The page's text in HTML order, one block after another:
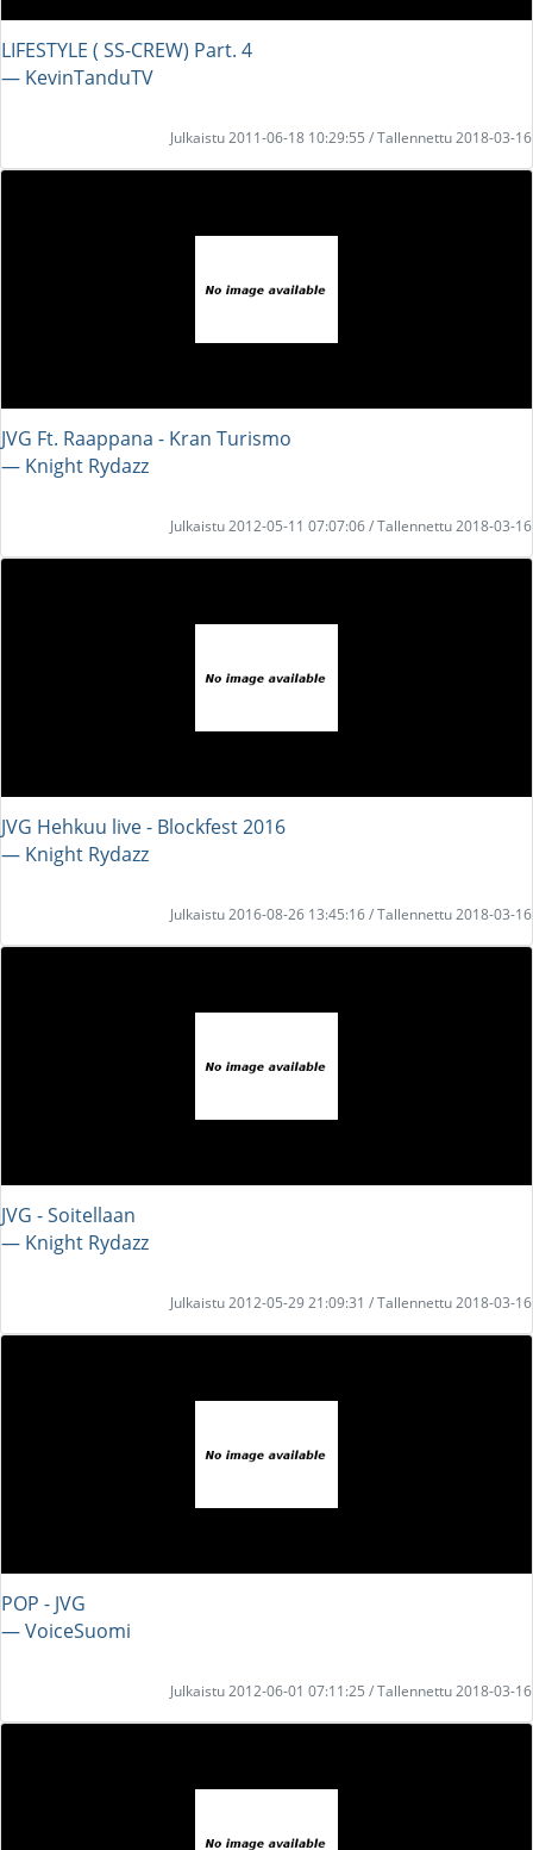
LIFESTYLE ( SS-CREW) Part. 4
― KevinTanduTV
Julkaistu 2011-06-18 10:29:55 / Tallennettu 2018-03-16
JVG Ft. Raappana - Kran Turismo
― Knight Rydazz
Julkaistu 2012-05-11 07:07:06 / Tallennettu 2018-03-16
JVG Hehkuu live - Blockfest 2016
― Knight Rydazz
Julkaistu 2016-08-26 13:45:16 / Tallennettu 2018-03-16
JVG - Soitellaan
― Knight Rydazz
Julkaistu 2012-05-29 21:09:31 / Tallennettu 2018-03-16
POP - JVG
― VoiceSuomi
Julkaistu 2012-06-01 07:11:25 / Tallennettu 2018-03-16